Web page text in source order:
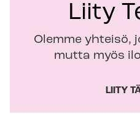
Liity
Olemme yhteisö,
mutta myös
LIITY